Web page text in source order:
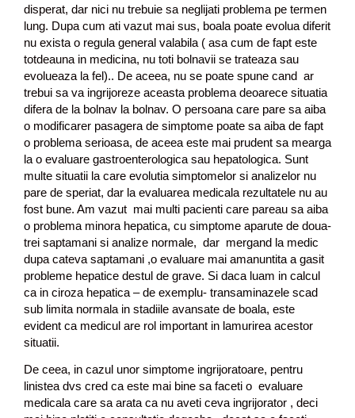
disperat, dar nici nu trebuie sa neglijati problema pe termen
lung. Dupa cum ati vazut mai sus, boala poate evolua diferit
nu exista o regula general valabila ( asa cum de fapt este
totdeauna in medicina, nu toti bolnavii se trateaza sau
evolueaza la fel).. De aceea, nu se poate spune cand ar
trebui sa va ingrijoreze aceasta problema deoarece situatia
difera de la bolnav la bolnav. O persoana care pare sa aiba
o modificarer pasagera de simptome poate sa aiba de fapt
o problema serioasa, de aceea este mai prudent sa mearga
la o evaluare gastroenterologica sau hepatologica. Sunt
multe situatii la care evolutia simptomelor si analizelor nu
pare de speriat, dar la evaluarea medicala rezultatele nu au
fost bune. Am vazut mai multi pacienti care pareau sa aiba
o problema minora hepatica, cu simptome aparute de doua-
trei saptamani si analize normale, dar mergand la medic
dupa cateva saptamani ,o evaluare mai amanuntita a gasit
probleme hepatice destul de grave. Si daca luam in calcul
ca in ciroza hepatica – de exemplu- transaminazele scad
sub limita normala in stadiile avansate de boala, este
evident ca medicul are rol important in lamurirea acestor
situatii.
De ceea, in cazul unor simptome ingrijoratoare, pentru
linistea dvs cred ca este mai bine sa faceti o evaluare
medicala care sa arata ca nu aveti ceva ingrijorator , deci